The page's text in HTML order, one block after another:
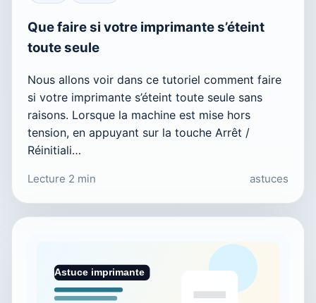
Que faire si votre imprimante s’éteint
toute seule
Nous allons voir dans ce tutoriel comment faire
si votre imprimante s’éteint toute seule sans
raisons. Lorsque la machine est mise hors
tension, en appuyant sur la touche Arrêt /
Réinitiali…
Lecture 2 min astuces